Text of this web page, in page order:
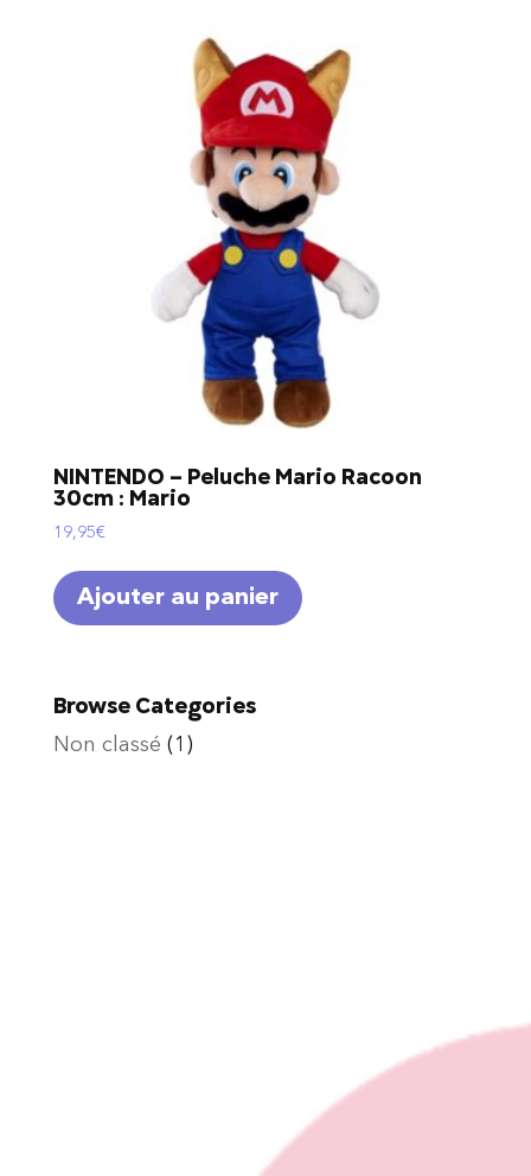
NINTENDO – Peluche Mario Racoon
30cm : Mario
19,95€
Ajouter au panier
Browse Categories
Non classé (1)